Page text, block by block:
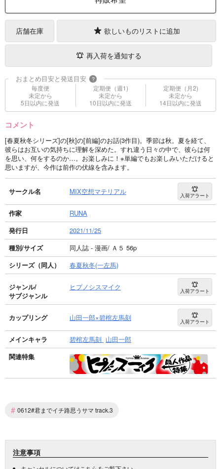
店舗在庫 欲しいものリストに追加
再入荷を通知する
おまとめ目安と発送目安 ?
毎度便
未定から
5日以内に発送
定期便（週1)
未定から
10日以内に発送
定期便（月2)
未定から
14日以内に発送
コメント
[春夏秋冬シリーズ]の[秋]の[前編]のお話(3作目)。季節は秋。夏を経て、
彼らはお互いの気持ちに理解を深めた。すれ違う日々の中で、彼らは何
を思い、何をするのか…。お楽しみに！※単編でもお楽しみいただけると
思いますが、今作は前作の伏線を含みます。
サークル名 MIX空想マテリアル 入荷アラート
作家
RUNA
発行日
2021/11/25
種別/サイズ
同人誌 - 漫画/ Ａ５ 56p
シリーズ（同人）
春夏秋冬(一左馬)
ジャンル/
サブジャンル
ヒプノシスマイク 入荷アラート
カップリング 山田一郎×碧棺左馬刻 入荷アラート
メインキャラ 碧棺左馬刻 山田一郎
関連特集
# 0612#君までイチ路思うサマ track.3
注意事項